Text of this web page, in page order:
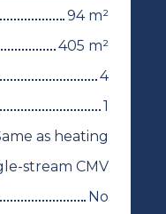
94 m²
405 m²
4
1
as heating
stream CMV
No